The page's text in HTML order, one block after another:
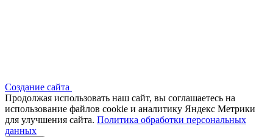
Создание сайта
Продолжая использовать наш сайт, вы соглашаетесь на
использование файлов сооkіе и аналитику Яндекс Метрики
для улучшения сайта. Политика обработки персональных
данных